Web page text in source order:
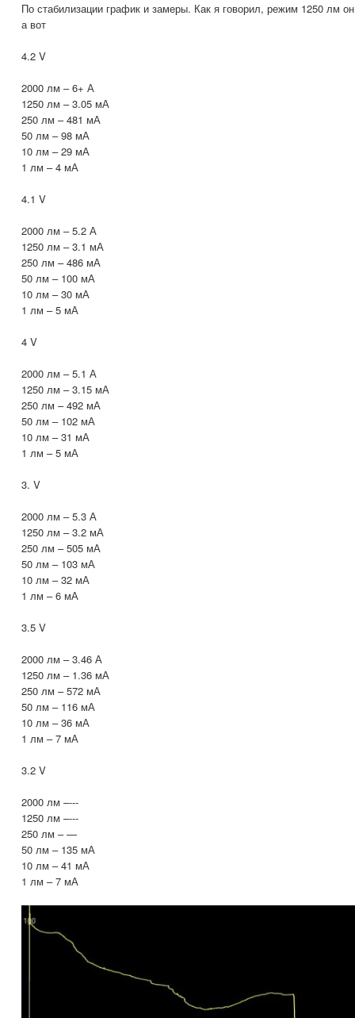
По стабилизации график и замеры. Как я говорил, режим 1250 лм
а вот
4.2 V
2000 лм – 6+ А
1250 лм – 3.05 мА
250 лм – 481 мА
50 лм – 98 мА
10 лм – 29 мА
1 лм – 4 мА
4.1 V
2000 лм – 5.2 А
1250 лм – 3.1 мА
250 лм – 486 мА
50 лм – 100 мА
10 лм – 30 мА
1 лм – 5 мА
4 V
2000 лм – 5.1 А
1250 лм – 3.15 мА
250 лм – 492 мА
50 лм – 102 мА
10 лм – 31 мА
1 лм – 5 мА
3. V
2000 лм – 5.3 А
1250 лм – 3.2 мА
250 лм – 505 мА
50 лм – 103 мА
10 лм – 32 мА
1 лм – 6 мА
3.5 V
2000 лм – 3.46 А
1250 лм – 1.36 мА
250 лм – 572 мА
50 лм – 116 мА
10 лм – 36 мА
1 лм – 7 мА
3.2 V
2000 лм –---
1250 лм –---
250 лм – —
50 лм – 135 мА
10 лм – 41 мА
1 лм – 7 мА